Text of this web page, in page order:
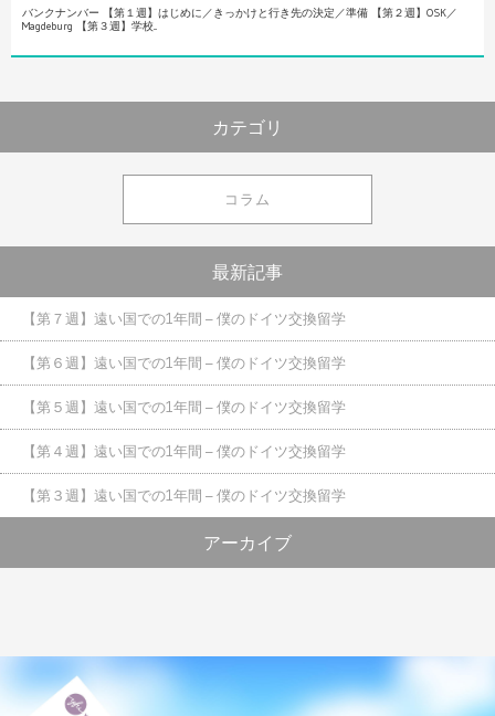
バンクナンバー 【第１週】はじめに／きっかけと行き先の決定／準備 【第２週】OSK／
Magdeburg 【第３週】学校...
カテゴリ
コラム
最新記事
【第７週】遠い国での1年間 – 僕のドイツ交換留学
【第６週】遠い国での1年間 – 僕のドイツ交換留学
【第５週】遠い国での1年間 – 僕のドイツ交換留学
【第４週】遠い国での1年間 – 僕のドイツ交換留学
【第３週】遠い国での1年間 – 僕のドイツ交換留学
アーカイブ